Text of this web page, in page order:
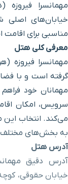
مهمانسرا
خیابان‌های اصلی
مناسبی برای
معرفی کلی هتل
مهمانسرا فیروزه
گرفته است و با
مهمانان خود
سرویس، امکان
می‌کند. انتخاب
به بخش‌های مختلف
آدرس هتل
آدرس دقیق